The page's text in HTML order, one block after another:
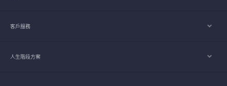
客戶服務
人生階段方案